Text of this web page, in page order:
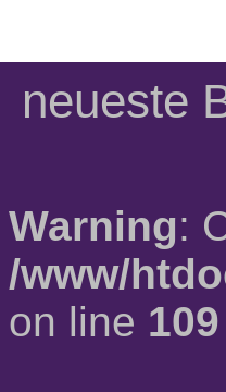
neueste
Warning:
/www/
on line 109